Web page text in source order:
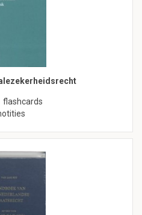
flashcards